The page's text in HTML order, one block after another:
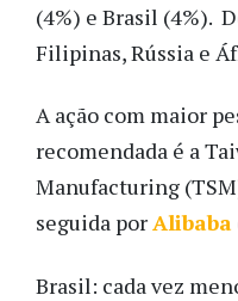
(4%) e Brasil (4%).
Filipinas, Rússia e
A ação com maior
recomendada é a
Manufacturing
seguida porAlibaba
Brasil: cada vez